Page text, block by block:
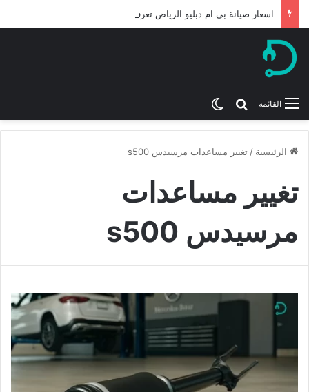
اسعار صيانة بي ام دبليو الرياض تعرف عليها لعام 2026
القائمة بحث عن
الرئيسية / تغيير مساعدات مرسيدس s500
تغيير مساعدات
مرسيدس s500